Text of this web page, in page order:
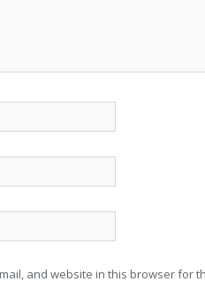
and website in this browser for